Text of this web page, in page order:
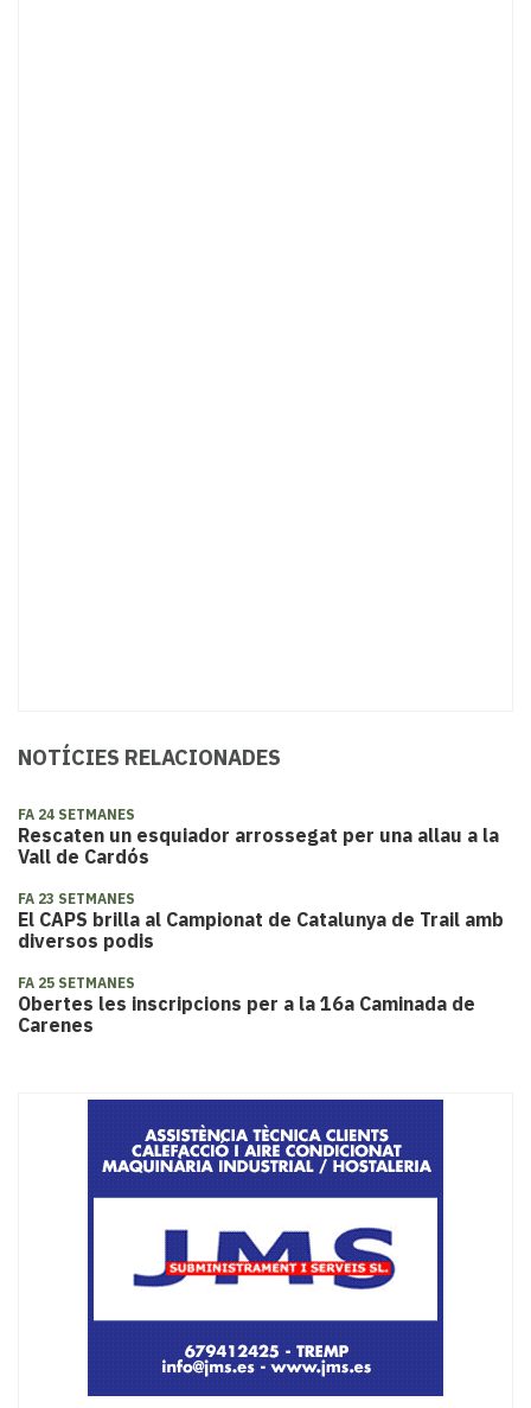
NOTÍCIES RELACIONADES
FA 24 SETMANES
Rescaten un esquiador arrossegat per una allau a la
Vall de Cardós
FA 23 SETMANES
El CAPS brilla al Campionat de Catalunya de Trail amb
diversos podis
FA 25 SETMANES
Obertes les inscripcions per a la 16a Caminada de
Carenes